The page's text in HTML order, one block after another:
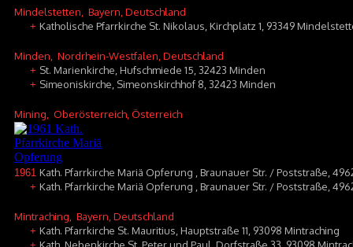
Mindelstetten , Bayern, Deutschland
+ Katholische Pfarrkirche St. Nikolaus, Kirchplatz 1, 93349
Minden , Nordrhein-Westfalen, Deutschland
+ St. Marienkirche, Hufschmiede 15, 32423 Minden
+ Simeoniskirche, Simeonskirchhof 8, 32423 Minden
Mining , Oberösterreich, Österreich
1961 Kath. Pfarrkirche Mariä Opferung , Braunauer Str. / Poststraße,
+ Kath. Pfarrkirche Mariä Opferung , Braunauer Str. / Poststraße,
Mintraching , Bayern, Deutschland
+ Kath. Pfarrkirche St. Mauritius, Hauptstraße 11, 93098 Mintraching